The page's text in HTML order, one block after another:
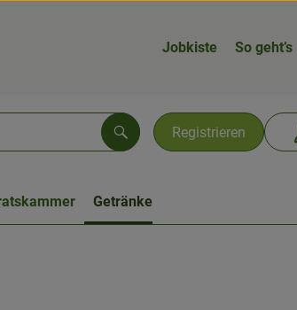
Jobkiste So geht’s
Registrieren
Suchen
Getränke